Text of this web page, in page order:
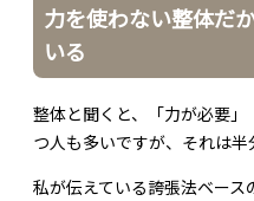
力を使わない整体だ
いる
整体と聞くと、「力が必要
つ人も多いですが、それは半
私が伝えている誇張法ベー